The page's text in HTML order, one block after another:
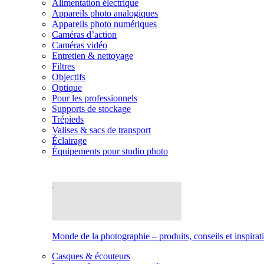
Alimentation électrique
Appareils photo analogiques
Appareils photo numériques
Caméras d’action
Caméras vidéo
Entretien & nettoyage
Filtres
Objectifs
Optique
Pour les professionnels
Supports de stockage
Trépieds
Valises & sacs de transport
Éclairage
Équipements pour studio photo
Monde de la photographie – produits, conseils et
Casques & écouteurs